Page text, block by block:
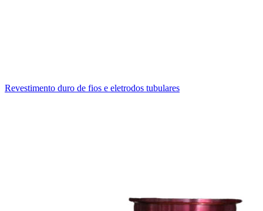
Revestimento duro de fios e eletrodos tubulares